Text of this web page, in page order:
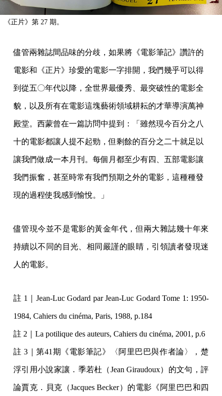
《正片》第 27 期。
儘管兩雜誌間品味的分歧，如果將《電影筆記》讚許的
電影和《正片》珍愛的電影一字排開，我們幾乎可以得
到從五〇年代以降，全世界最優秀、最突破性的電影全
貌，以及所有在電影這塊藝術領域耕耘的才華導演萬神
殿堂。西蒙曾在一篇訪問中提到：「雖然現今百分之八
十的電影都讓人提不起勁，但剩餘的百分之二十就足以
讓我們做成一本月刊。每個月都至少有四、五部電影讓
我們振奮，甚至時常有我們預期之外的電影，這種種發
現的過程使我感到愉悅。」
儘管現今並不是電影的黃金年代，但兩大雜誌幾十年來
持續以不同的目光、相同嚴謹的眼睛，引領讀者發現迷
人的電影。
註 1｜Jean-Luc Godard par Jean-Luc Godard Tome 1: 1950-
1984, Cahiers du cinéma, Paris, 1988, p.184
註 2｜La potilique des auteurs, Cahiers du cinéma, 2001, p.6
註 3｜第41期《電影筆記》〈阿里巴巴與作者論〉，楚
浮引用小說家讓．季若杜（Jean Giraudoux）的文句，評
論賈克．貝克（Jacques Becker）的電影《阿里巴巴和四